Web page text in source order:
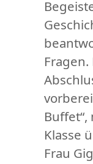
Klasse
Frau